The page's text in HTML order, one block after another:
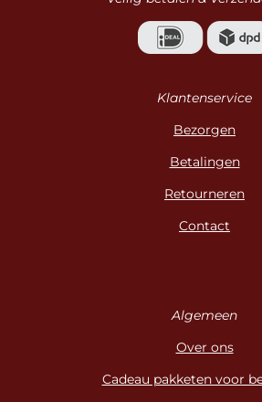
Klantenservice
Bezorgen
Betalingen
Retourneren
Contact
Algemeen
Over ons
Cadeau pakketen voor